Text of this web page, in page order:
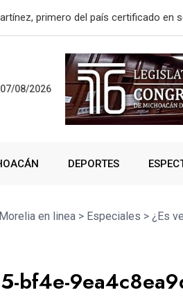
Alfonso Martínez consolidó acceso a
07/08/2026
DEPORTES
en linea > Especiales > ¿Es
bf4e-